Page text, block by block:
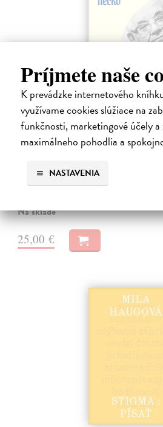
Príjmete naše
K prevádzke internetového
využívame cookies slúžiace na
funkčnosti, marketingové účely a
maximálneho pohodlia a
NASTAVENIA
Dobrodružstvo prekladu
Hečko Blahoslav | Kniha
„Nádherná kniha o úskaliach
nášho jazyka.“ Adam Berka, vydavateľ
nad Parnou – †2002 Bratislava) je
Na sklade
25,00 €